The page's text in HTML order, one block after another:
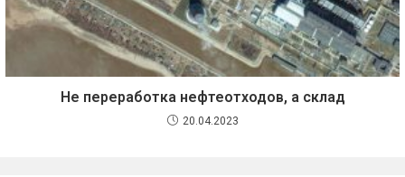
Не переработка нефтеотходов, а склад
20.04.2023